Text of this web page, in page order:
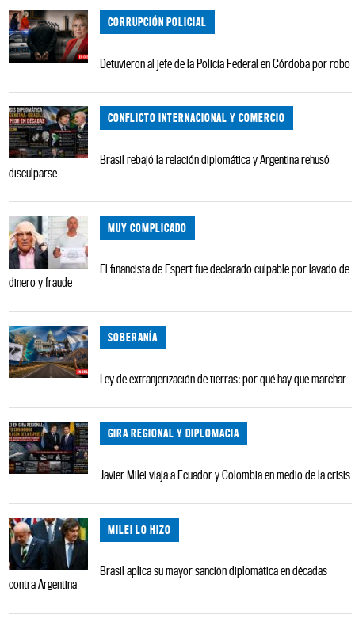
CORRUPCIÓN POLICIAL
Detuvieron al jefe de la Policía Federal en Córdoba por robo
CONFLICTO INTERNACIONAL Y COMERCIO
Brasil rebajó la relación diplomática y Argentina rehusó
disculparse
MUY COMPLICADO
El financista de Espert fue declarado culpable por lavado de
dinero y fraude
SOBERANÍA
Ley de extranjerización de tierras: por qué hay que marchar
GIRA REGIONAL Y DIPLOMACIA
Javier Milei viaja a Ecuador y Colombia en medio de la crisis
MILEI LO HIZO
Brasil aplica su mayor sanción diplomática en décadas
contra Argentina